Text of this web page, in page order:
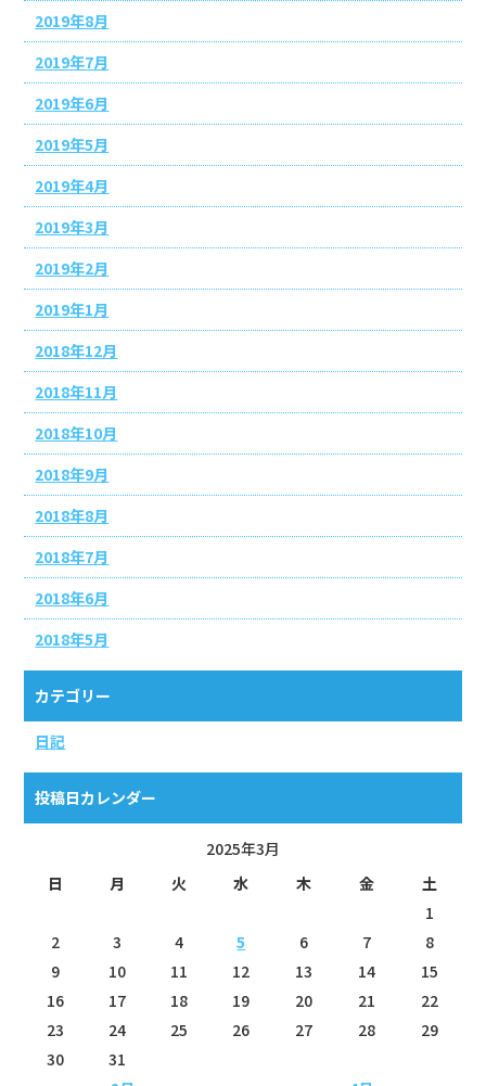
2019年8月
2019年7月
2019年6月
2019年5月
2019年4月
2019年3月
2019年2月
2019年1月
2018年12月
2018年11月
2018年10月
2018年9月
2018年8月
2018年7月
2018年6月
2018年5月
カテゴリー
日記
投稿日カレンダー
2025年3月
日
月 火 水 木 金 土
1
2
3 4 5 6 7
8
9
10 11 12 13 14
15
16
17 18 19 20 21
22
23
24 25 26 27 28
29
30
31